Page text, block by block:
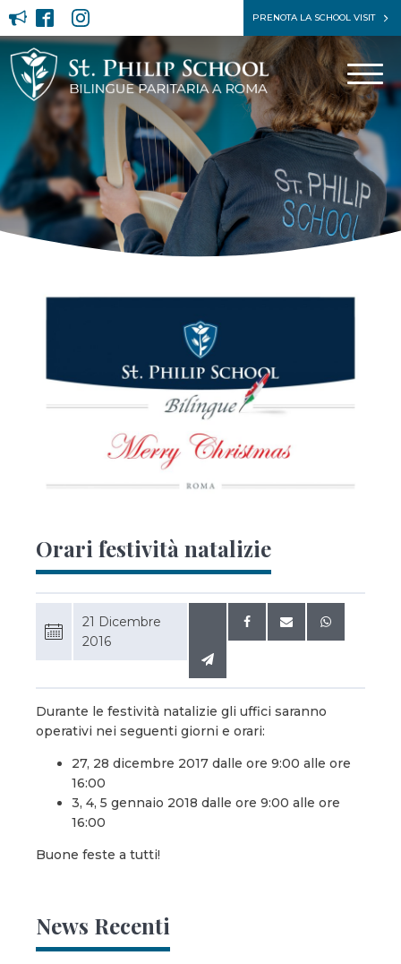
PRENOTA LA SCHOOL VISIT
Orari festività natalizie
21 Dicembre
2016
Durante le festività natalizie gli uffici saranno
operativi nei seguenti giorni e orari:
27, 28 dicembre 2017 dalle ore 9:00 alle ore
16:00
3, 4, 5 gennaio 2018 dalle ore 9:00 alle ore
16:00
Buone feste a tutti!
News Recenti